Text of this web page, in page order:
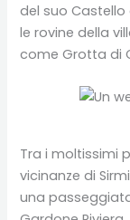
del suo Castello
le rovine della
come Grotta di
Tra i moltissimi
vicinanze di
una